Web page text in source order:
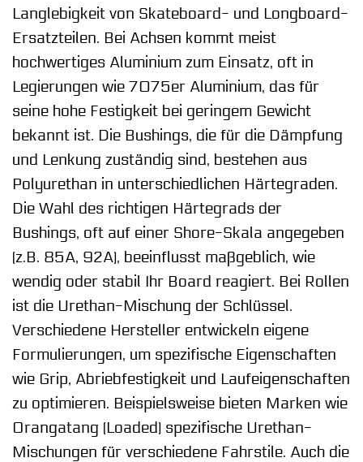
Langlebigkeit von Skateboard- und Longboard-
Ersatzteilen. Bei Achsen kommt meist
hochwertiges Aluminium zum Einsatz, oft in
Legierungen wie 7075er Aluminium, das für
seine hohe Festigkeit bei geringem Gewicht
bekannt ist. Die Bushings, die für die Dämpfung
und Lenkung zuständig sind, bestehen aus
Polyurethan in unterschiedlichen Härtegraden.
Die Wahl des richtigen Härtegrads der
Bushings, oft auf einer Shore-Skala angegeben
(z.B. 85A, 92A), beeinflusst maßgeblich, wie
wendig oder stabil Ihr Board reagiert. Bei Rollen
ist die Urethan-Mischung der Schlüssel.
Verschiedene Hersteller entwickeln eigene
Formulierungen, um spezifische Eigenschaften
wie Grip, Abriebfestigkeit und Laufeigenschaften
zu optimieren. Beispielsweise bieten Marken wie
Orangatang (Loaded) spezifische Urethan-
Mischungen für verschiedene Fahrstile. Auch die